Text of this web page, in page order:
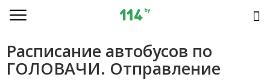
Расписание автобусов по
ГОЛОВАЧИ. Отправление